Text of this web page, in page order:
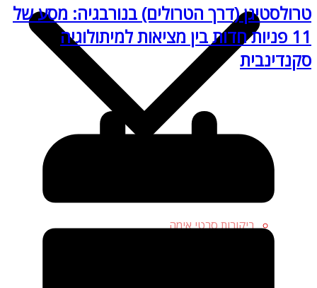
ביקורות סרטי אימה
טרולסטיגן (דרך הטרולים) בנורבגיה: מסע של
11 פניות חדות בין מציאות למיתולוגיה
סקנדינבית